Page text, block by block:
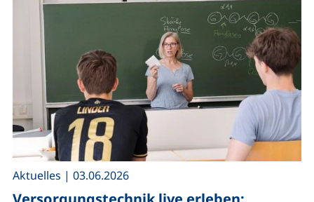
Aktuelles | 03.06.2026